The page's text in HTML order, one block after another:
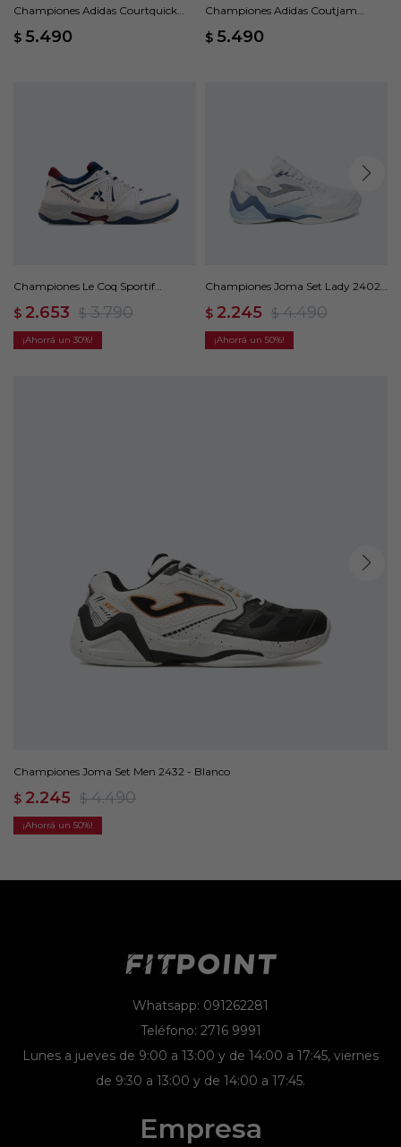
Championes Adidas Courtquick
$ 5.490
Championes Adidas Coutjam
$ 5.490
Championes Le Coq Sportif
$ 2.653 $ 3.790
30
Championes Joma Set Lady 2402 -
$ 2.245 $ 4.490
50
Championes Joma Set Men 2432 - Blanco
$ 2.245 $ 4.490
50
Whatsapp: 091262281
Teléfono: 2716 9991
Lunes a jueves de 9:00 a 13:00 y de 14:00 a 17:45, viernes
de 9:30 a 13:00 y de 14:00 a 17:45.
Empresa